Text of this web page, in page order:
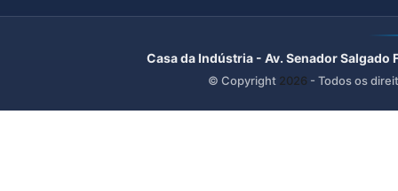
Casa da Indústria - Av. Senador
© Copyright 2026 - Todos os